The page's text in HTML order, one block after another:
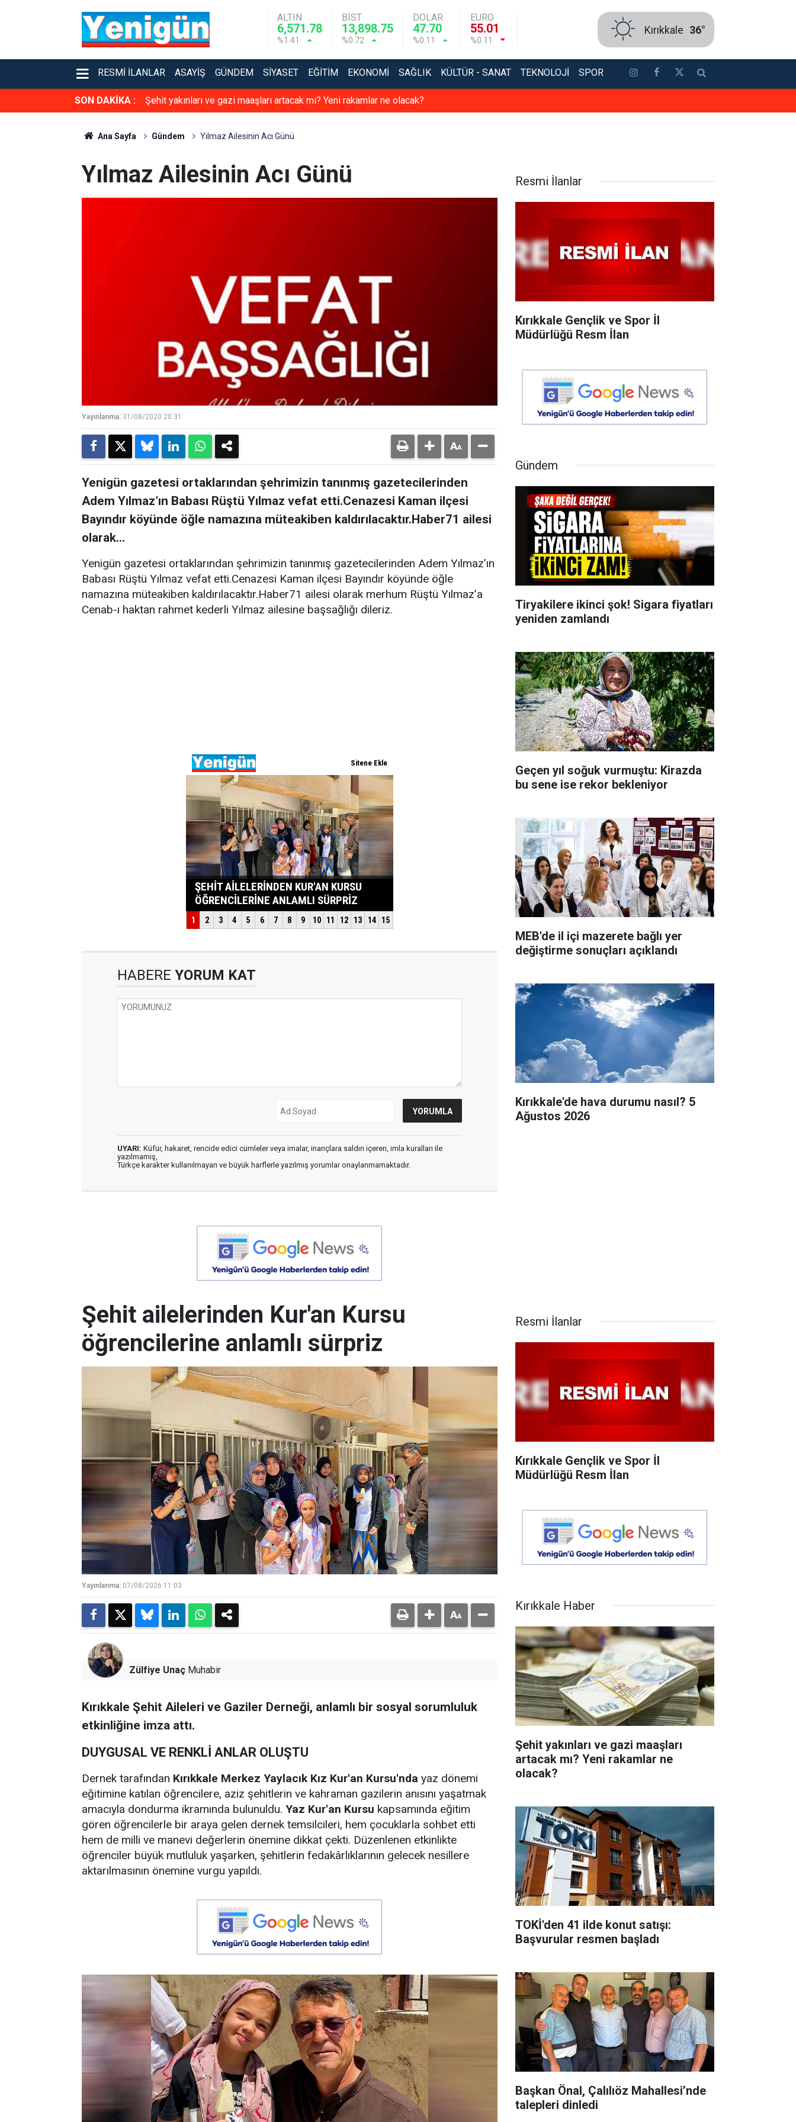
ALTIN
6,571.78
%1.41
BIST
13,898.75
%0.72
DOLAR
47.70
%0.11
EURO
55.01
%0.11
Kırıkkale 36°
RESMI İLANLAR ASAYIŞ GÜNDEM SIYASET EĞITIM EKONOMI SAĞLIK KÜLTÜR - SANAT TEKNOLOJI SPOR
SON DAKİKA : Şehit yakınları ve gazi maaşları artacak mı? Yeni rakamlar ne olacak?
Ana Sayfa Gündem Yılmaz Ailesinin Acı Günü
Yılmaz Ailesinin Acı Günü
Yayınlanma: 31/08/2020 20:31
Yenigün gazetesi ortaklarından şehrimizin tanınmış gazetecilerinden
Adem Yılmaz’ın Babası Rüştü Yılmaz vefat etti.Cenazesi Kaman ilçesi
Bayındır köyünde öğle namazına müteakiben kaldırılacaktır.Haber71 ailesi
olarak...
Yenigün gazetesi ortaklarından şehrimizin tanınmış gazetecilerinden Adem Yılmaz’ın
Babası Rüştü Yılmaz vefat etti.Cenazesi Kaman ilçesi Bayındır köyünde öğle
namazına müteakiben kaldırılacaktır.Haber71 ailesi olarak merhum Rüştü Yılmaz’a
Cenab-ı haktan rahmet kederli Yılmaz ailesine başsağlığı dileriz.
HABERE YORUM KAT
UYARI: Küfür, hakaret, rencide edici cümleler veya imalar, inançlara saldırı içeren, imla kuralları ile
yazılmamış,
Türkçe karakter kullanılmayan ve büyük harflerle yazılmış yorumlar onaylanmamaktadır.
Resmi İlanlar
Kırıkkale Gençlik ve Spor İl
Müdürlüğü Resm İlan
Gündem
Tiryakilere ikinci şok! Sigara fiyatları
yeniden zamlandı
Geçen yıl soğuk vurmuştu: Kirazda
bu sene ise rekor bekleniyor
MEB'de il içi mazerete bağlı yer
değiştirme sonuçları açıklandı
Kırıkkale'de hava durumu nasıl? 5
Ağustos 2026
Şehit ailelerinden Kur'an Kursu
öğrencilerine anlamlı sürpriz
Yayınlanma: 07/08/2026 11:03
Zülfiye Unaç Muhabir
Kırıkkale Şehit Aileleri ve Gaziler Derneği, anlamlı bir sosyal sorumluluk
etkinliğine imza attı.
DUYGUSAL VE RENKLİ ANLAR OLUŞTU
Dernek tarafından Kırıkkale Merkez Yaylacık Kız Kur'an Kursu'nda yaz dönemi
eğitimine katılan öğrencilere, aziz şehitlerin ve kahraman gazilerin anısını yaşatmak
amacıyla dondurma ikramında bulunuldu. Yaz Kur'an Kursu kapsamında eğitim
gören öğrencilerle bir araya gelen dernek temsilcileri, hem çocuklarla sohbet etti
hem de milli ve manevi değerlerin önemine dikkat çekti. Düzenlenen etkinlikte
öğrenciler büyük mutluluk yaşarken, şehitlerin fedakârlıklarının gelecek nesillere
aktarılmasının önemine vurgu yapıldı.
Resmi İlanlar
Kırıkkale Gençlik ve Spor İl
Müdürlüğü Resm İlan
Kırıkkale Haber
Şehit yakınları ve gazi maaşları
artacak mı? Yeni rakamlar ne
olacak?
TOKİ'den 41 ilde konut satışı:
Başvurular resmen başladı
Başkan Önal, Çalılıöz Mahallesi’nde
talepleri dinledi